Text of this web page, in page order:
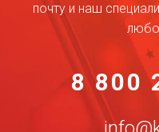
почту и наш
8 800